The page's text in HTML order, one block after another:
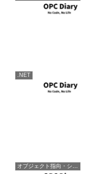
.NET
オブジェクト指向・システム開発